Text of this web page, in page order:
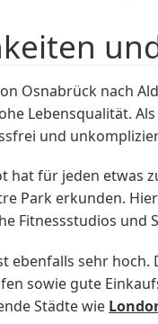
Osnabrück nach
Lebensqualität.
und
hat für jeden etwas
Park erkunden.
Fitnessstudios
ebenfalls sehr
sowie gute
Städte wie